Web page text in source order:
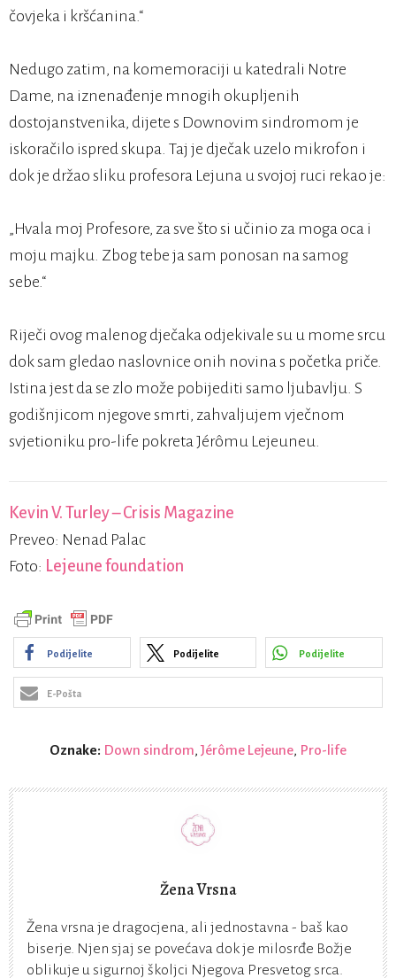
čovjeka i kršćanina.“
Nedugo zatim, na komemoraciji u katedrali Notre
Dame, na iznenađenje mnogih okupljenih
dostojanstvenika, dijete s Downovim sindromom je
iskoračilo ispred skupa. Taj je dječak uzelo mikrofon i
dok je držao sliku profesora Lejuna u svojoj ruci rekao je:
„Hvala moj Profesore, za sve što si učinio za moga oca i
moju majku. Zbog tebe ja sam ponosan na samog
sebe.“
Riječi ovog malenog dječaka odjekivale su u mome srcu
dok sam gledao naslovnice onih novina s početka priče.
Istina jest da se zlo može pobijediti samo ljubavlju. S
godišnjicom njegove smrti, zahvaljujem vječnom
svjetioniku pro-life pokreta Jérômu Lejeuneu.
Kevin V. Turley – Crisis Magazine
Preveo: Nenad Palac
Foto: Lejeune foundation
Podijelite Podijelite Podijelite
E-Pošta
Oznake: Down sindrom, Jérôme Lejeune, Pro-life
Žena Vrsna
Žena vrsna je dragocjena, ali jednostavna - baš kao
biserje. Njen sjaj se povećava dok je milosrđe Božje
oblikuje u sigurnoj školjci Njegova Presvetog srca.